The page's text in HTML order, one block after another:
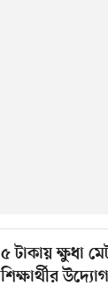
৫ টাকায় ক্ষুধা
শিক্ষার্থীর উদ্যোগ